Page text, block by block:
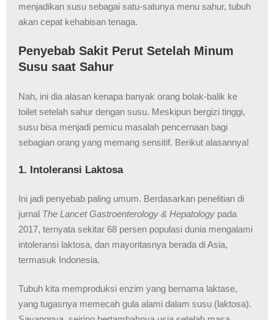
menjadikan susu sebagai satu-satunya menu sahur, tubuh
akan cepat kehabisan tenaga.
Penyebab Sakit Perut Setelah Minum
Susu saat Sahur
Nah, ini dia alasan kenapa banyak orang bolak-balik ke
toilet setelah sahur dengan susu. Meskipun bergizi tinggi,
susu bisa menjadi pemicu masalah pencernaan bagi
sebagian orang yang memang sensitif. Berikut alasannya!
1. Intoleransi Laktosa
Ini jadi penyebab paling umum. Berdasarkan penelitian di
jurnal The Lancet Gastroenterology & Hepatology pada
2017, ternyata sekitar 68 persen populasi dunia mengalami
intoleransi laktosa, dan mayoritasnya berada di Asia,
termasuk Indonesia.
Tubuh kita memproduksi enzim yang bernama laktase,
yang tugasnya memecah gula alami dalam susu (laktosa).